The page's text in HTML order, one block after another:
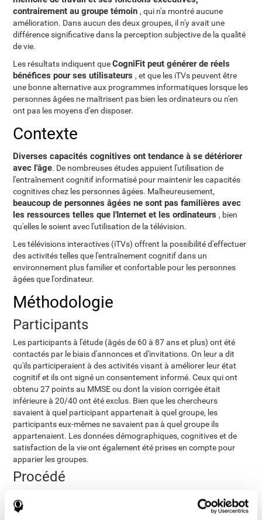
contrairement au groupe témoin, qui n'a montré aucune
amélioration. Dans aucun des deux groupes, il n'y avait une
différence significative dans la perception subjective de la qualité
de vie.
Les résultats indiquent queCogniFit peut générer de réels
bénéfices pour ses utilisateurs, et que les iTVs peuvent être
une bonne alternative aux programmes informatiques lorsque les
personnes âgées ne maîtrisent pas bien les ordinateurs ou n'en
ont pas les moyens d'en disposer.
Contexte
Diverses capacités cognitives ont tendance à se détériorer
avec l'âge. De nombreuses études appuient l'utilisation de
l'entraînement cognitif informatisé pour maintenir les capacités
cognitives chez les personnes âgées. Malheureusement,
beaucoup de personnes âgées ne sont pas familières avec
les ressources telles que l'Internet et les ordinateurs, bien
qu'elles le soient avec l'utilisation de la télévision.
Les télévisions interactives (iTVs) offrent la possibilité d'effectuer
des activités telles que l'entraînement cognitif dans un
environnement plus familier et confortable pour les personnes
âgées que l'ordinateur.
Méthodologie
Participants
Les participants à l'étude (âgés de 60 à 87 ans et plus) ont été
contactés par le biais d'annonces et d'invitations. On leur a dit
qu'ils participeraient à des activités visant à améliorer leur état
cognitif et ils ont signé un consentement informé. Ceux qui ont
obtenu 27 points au MMSE ou dont la vision corrigée était
inférieure à 20/40 ont été exclus. Bien que les chercheurs
savaient à quel participant appartenait à quel groupe, les
participants eux-mêmes ne savaient pas à quel groupe ils
appartenaient. Les données démographiques, cognitives et de
satisfaction de la vie ont également été prises en compte pour
apparier les groupes.
Procédé
adaptés pour être compatibles avec les iTVs
. L'entraînement
a duré 8 semaines, avec trois sessions hebdomadaires de